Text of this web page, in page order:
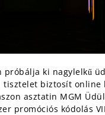
próbálja ki nagylelkű
tisztelet biztosít online
asztatin MGM
promóciós kódolás